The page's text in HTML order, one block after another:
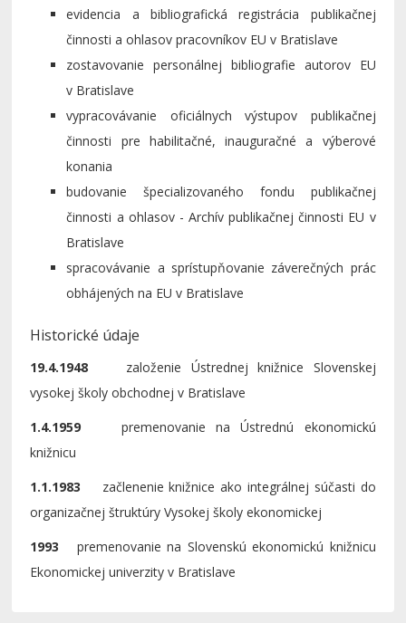
evidencia a bibliografická registrácia publikačnej
činnosti a ohlasov pracovníkov EU v Bratislave
zostavovanie personálnej bibliografie autorov EU
v Bratislave
vypracovávanie oficiálnych výstupov publikačnej
činnosti pre habilitačné, inauguračné a výberové
konania
budovanie špecializovaného fondu publikačnej
činnosti a ohlasov - Archív publikačnej činnosti EU v
Bratislave
spracovávanie a sprístupňovanie záverečných prác
obhájených na EU v Bratislave
Historické údaje
19.4.1948 založenie Ústrednej knižnice Slovenskej
vysokej školy obchodnej v Bratislave
1.4.1959premenovanie na Ústrednú ekonomickú
knižnicu
1.1.1983 začlenenie knižnice ako integrálnej súčasti do
organizačnej štruktúry Vysokej školy ekonomickej
1993 premenovanie na Slovenskú ekonomickú knižnicu
Ekonomickej univerzity v Bratislave